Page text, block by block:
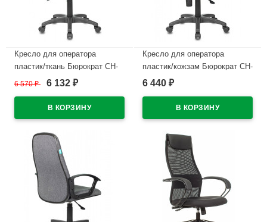
Кресло для оператора
пластик/ткань Бюрократ CH-
1300N черный
6 570₽ 6 132 ₽
Кресло для оператора
пластик/кожзам Бюрократ CH-
1300N черный
6 440 ₽